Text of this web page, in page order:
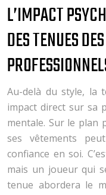
L’IMPACT
DES TENUES
Au-delà du style, la
impact direct sur sa
mentale. Sur le plan
ses vêtements
confiance en soi.
mais un joueur qui
tenue abordera le